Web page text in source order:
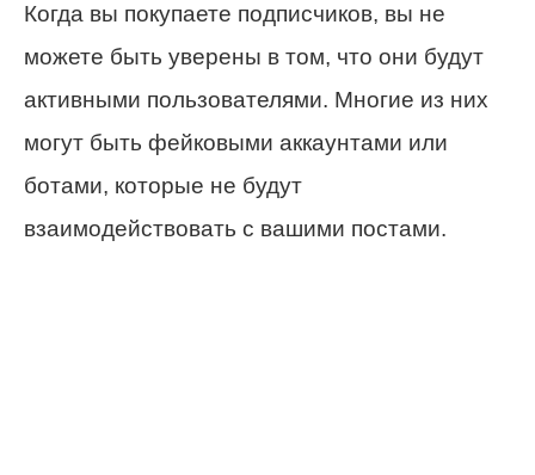
Когда вы покупаете подписчиков, вы не
можете быть уверены в том, что они будут
активными пользователями. Многие из них
могут быть фейковыми аккаунтами или
ботами, которые не будут
взаимодействовать с вашими постами.